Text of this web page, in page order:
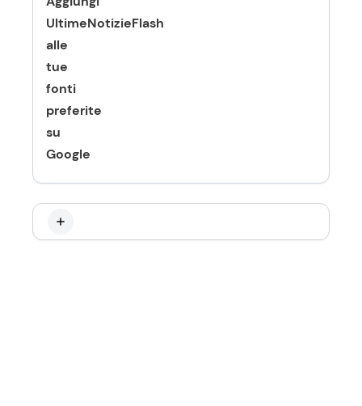
UltimeNotizieFlash
alle
tue
fonti
preferite
su
Google